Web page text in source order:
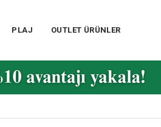
PLAJ OUTLET ÜRÜNLER